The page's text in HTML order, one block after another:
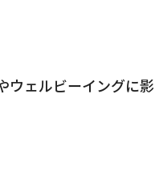
ウェルビーイングに影